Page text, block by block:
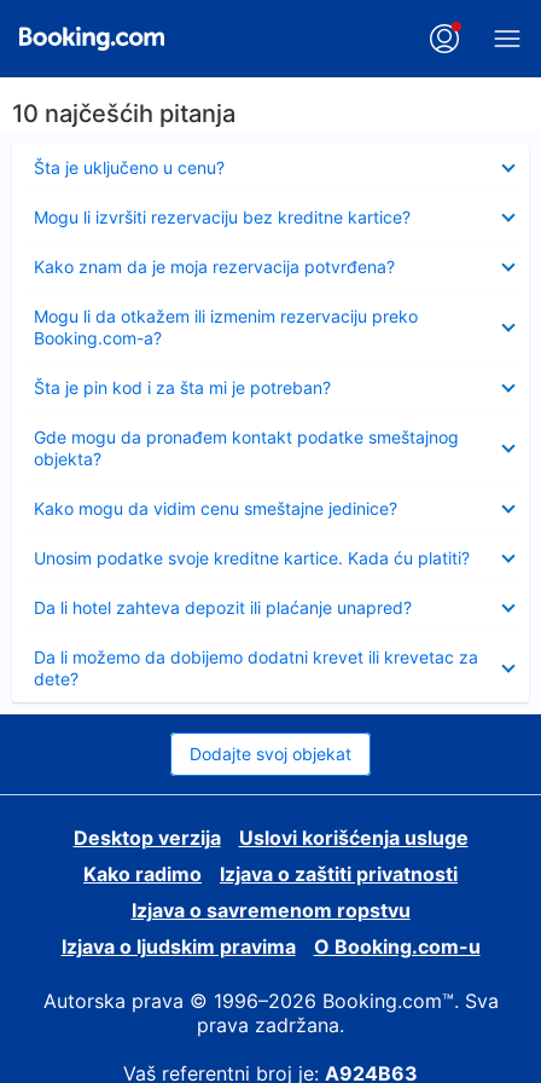
10 najčešćih pitanja
Šta je uključeno u cenu?
Sažeto
Mogu li izvršiti rezervaciju bez kreditne kartice?
Kako znam da je moja rezervacija potvrđena?
Mogu li da otkažem ili izmenim rezervaciju preko
Booking.com-a?
Šta je pin kod i za šta mi je potreban?
Sažeto
Gde mogu da pronađem kontakt podatke smeštajnog
objekta?
Kako mogu da vidim cenu smeštajne jedinice?
Unosim podatke svoje kreditne kartice. Kada ću platiti?
Da li hotel zahteva depozit ili plaćanje unapred?
Da li možemo da dobijemo dodatni krevet ili krevetac za
dete?
Dodajte svoj objekat
Desktop verzija
Uslovi korišćenja usluge
Kako radimo
Izjava o zaštiti privatnosti
Izjava o savremenom ropstvu
Izjava o ljudskim pravima
О Booking.com-u
Autorska prava © 1996–2026 Booking.com™. Sva
prava zadržana.
Vaš referentni broj je: A924B63